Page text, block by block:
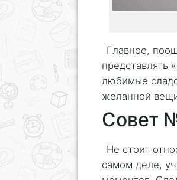
Главное,
представлять
любимые
желанной
Совет
Не стоит
самом деле,